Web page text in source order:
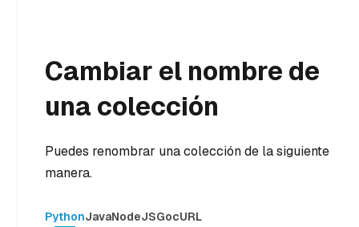
Cambiar el nombre de
una colección
Puedes renombrar una colección de la siguiente
manera.
PythonJavaNodeJSGocURL